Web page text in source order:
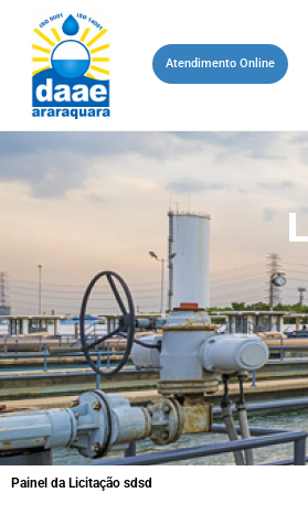
Atendimento Online
Painel da Licitação sdsd